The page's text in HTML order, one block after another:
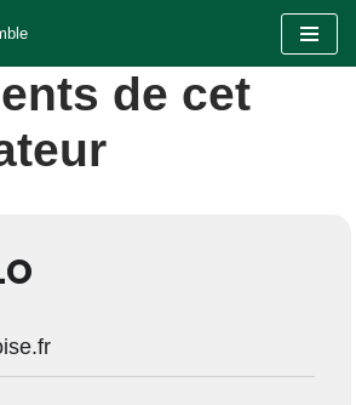
de cet